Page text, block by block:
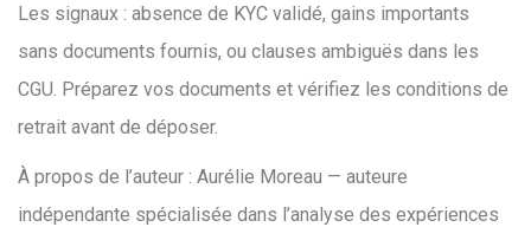
Les signaux : absence de KYC validé, gains importants
sans documents fournis, ou clauses ambiguës dans les
CGU. Préparez vos documents et vérifiez les conditions de
retrait avant de déposer.
À propos de l’auteur : Aurélie Moreau — auteure
indépendante spécialisée dans l’analyse des expériences